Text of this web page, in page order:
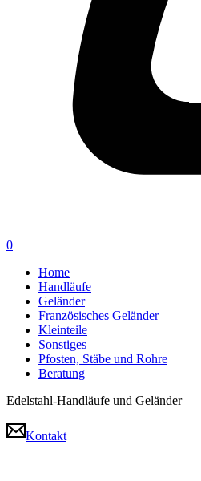
0
Home
Handläufe
Geländer
Französisches Geländer
Kleinteile
Sonstiges
Pfosten, Stäbe und Rohre
Beratung
Edelstahl-Handläufe und Geländer
Kontakt